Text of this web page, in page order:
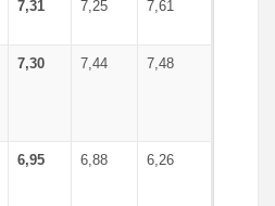
7,31 7,25 7,61
7,30 7,44 7,48
6,95 6,88 6,26